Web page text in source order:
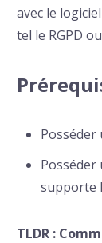
avec le
tel le RGPD
supporte
TLDR :